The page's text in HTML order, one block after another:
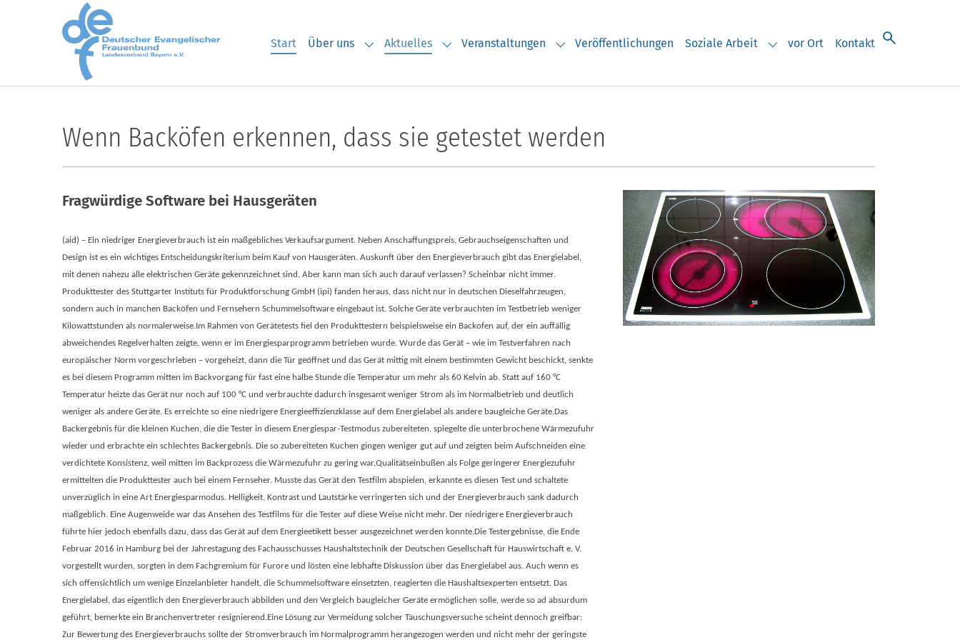
Skip to main content
Start Über uns
Submenu for "Über uns"
Aktuelles
Submenu for "Aktuelles"
Veranstaltungen
Submenu for "Veranstaltungen"
Veröffentlichungen Soziale Arbeit
Submenu for "Soziale Arbeit"
vor Ort Kontakt
Wenn Backöfen erkennen, dass sie getestet werden
Fragwürdige Software bei Hausgeräten
(aid) – Ein niedriger Energieverbrauch ist ein maßgebliches Verkaufsargument. Neben Anschaffungspreis, Gebrauchseigenschaften und
Design ist es ein wichtiges Entscheidungskriterium beim Kauf von Hausgeräten. Auskunft über den Energieverbrauch gibt das Energielabel,
mit denen nahezu alle elektrischen Geräte gekennzeichnet sind. Aber kann man sich auch darauf verlassen? Scheinbar nicht immer.
Produkttester des Stuttgarter Instituts für Produktforschung GmbH (ipi) fanden heraus, dass nicht nur in deutschen Dieselfahrzeugen,
sondern auch in manchen Backöfen und Fernsehern Schummelsoftware eingebaut ist. Solche Geräte verbrauchten im Testbetrieb weniger
Kilowattstunden als normalerweise. Im Rahmen von Gerätetests fiel den Produkttestern beispielsweise ein Backofen auf, der ein auffällig
abweichendes Regelverhalten zeigte, wenn er im Energiesparprogramm betrieben wurde. Wurde das Gerät – wie im Testverfahren nach
europäischer Norm vorgeschrieben – vorgeheizt, dann die Tür geöffnet und das Gerät mittig mit einem bestimmten Gewicht beschickt, senkte
es bei diesem Programm mitten im Backvorgang für fast eine halbe Stunde die Temperatur um mehr als 60 Kelvin ab. Statt auf 160 °C
Temperatur heizte das Gerät nur noch auf 100 °C und verbrauchte dadurch insgesamt weniger Strom als im Normalbetrieb und deutlich
weniger als andere Geräte. Es erreichte so eine niedrigere Energieeffizienzklasse auf dem Energielabel als andere baugleiche Geräte.Das
Backergebnis für die kleinen Kuchen, die die Tester in diesem Energiespar-Testmodus zubereiteten, spiegelte die unterbrochene Wärmezufuhr
wieder und erbrachte ein schlechtes Backergebnis. Die so zubereiteten Kuchen gingen weniger gut auf und zeigten beim Aufschneiden eine
verdichtete Konsistenz, weil mitten im Backprozess die Wärmezufuhr zu gering war.Qualitätseinbußen als Folge geringerer Energiezufuhr
ermittelten die Produkttester auch bei einem Fernseher. Musste das Gerät den Testfilm abspielen, erkannte es diesen Test und schaltete
unverzüglich in eine Art Energiesparmodus. Helligkeit, Kontrast und Lautstärke verringerten sich und der Energieverbrauch sank dadurch
maßgeblich. Eine Augenweide war das Ansehen des Testfilms für die Tester auf diese Weise nicht mehr. Der niedrigere Energieverbrauch
führte hier jedoch ebenfalls dazu, dass das Gerät auf dem Energieetikett besser ausgezeichnet werden konnte.Die Testergebnisse, die Ende
Februar 2016 in Hamburg bei der Jahrestagung des Fachausschusses Haushaltstechnik der Deutschen Gesellschaft für Hauswirtschaft e. V.
vorgestellt wurden, sorgten in dem Fachgremium für Furore und lösten eine lebhafte Diskussion über das Energielabel aus. Auch wenn es
sich offensichtlich um wenige Einzelanbieter handelt, die Schummelsoftware einsetzten, reagierten die Haushaltsexperten entsetzt. Das
Energielabel, das eigentlich den Energieverbrauch abbilden und den Vergleich baugleicher Geräte ermöglichen solle, werde so ad absurdum
geführt, bemerkte ein Branchenvertreter resignierend.Eine Lösung zur Vermeidung solcher Täuschungsversuche scheint dennoch greifbar:
Zur Bewertung des Energieverbrauchs sollte der Stromverbrauch im Normalprogramm herangezogen werden und nicht mehr der geringste